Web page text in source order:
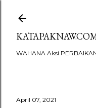
WAHANA Aksi
April 07, 2021